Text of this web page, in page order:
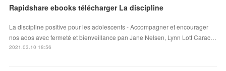
Rapidshare ebooks télécharger La discipline
La discipline positive pour les adolescents - Accompagner et encourager
nos ados avec fermeté et bienveillance pan Jane Nelsen, Lynn Lott Carac…
2021.03.10 18:56